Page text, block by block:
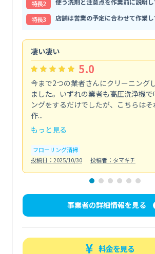
特⻑2
特⻑3
店舗は営業の予定に合わせて作業
凄い凄い
5.0
今まで2つの業者さんにクリーニング
ました。いずれの業者も高圧洗浄機
ングをするだけでしたが、こちらは
作...
もっと見る
フローリング清掃
投稿日：2025/10/30
投稿者：タマキチ
事業者の詳細情報を見る
料金を見る